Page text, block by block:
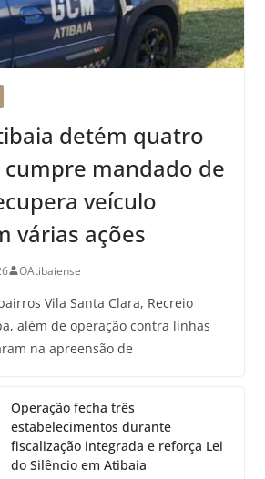
detém quatro
mandado de
veículo
várias ações
OAtibaiense
Vila Santa Clara, Recreio
além de operação contra linhas
na apreensão de
Operação fecha três
estabelecimentos durante
fiscalização integrada e reforça Lei
do Silêncio em Atibaia